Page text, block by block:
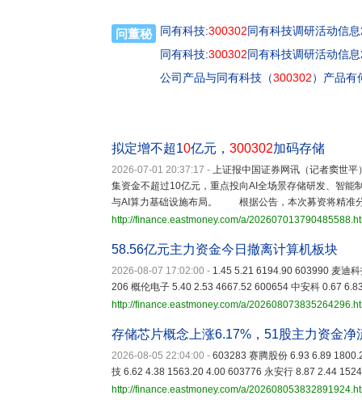
问董秘 同有科技:300302同有科技调研活动信
同有科技:300302同有科技调研活动信
公司产品与同有科技（300302）产品有
拟定增不超10亿元， 300302加码存储
2026-07-01 20:37:17 - 上证报中国证券网讯（记者窦世
集资金不超过10亿元，重点投向AI全场景存储研发、智
与AI算力基础设施布局。 根据公告，本次募资将精准
http://finance.eastmoney.com/a/
58.56亿元主力资金今日撤离计算机板块
2026-08-07 17:02:00 - 1.45 5.21 6194.90 603990 麦迪
206 概伦电子 5.40 2.53 4667.52 600654 中安科 0.67
http://finance.eastmoney.com/a/
存储芯片概念上涨6.17%，51股主力资金净
2026-08-05 22:04:00 - 603283 赛腾股份 6.93 6.89
技 6.62 4.38 1563.20 4.00 603776 永安行 8.87 2.44
http://finance.eastmoney.com/a/